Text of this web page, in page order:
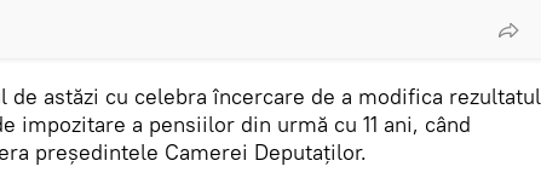
de astăzi cu celebra încercare de a modifica rezultatul
impozitare a pensiilor din urmă cu 11 ani, când
președintele Camerei Deputaților.